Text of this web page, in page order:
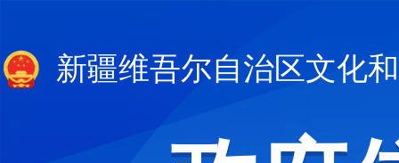
新疆维吾尔自治区文化